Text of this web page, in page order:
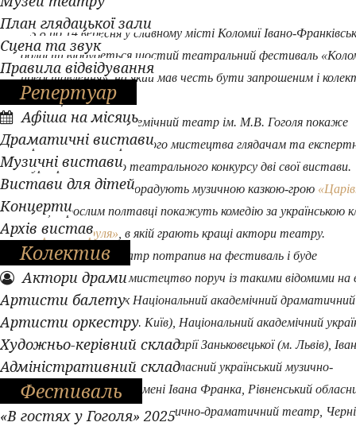
План глядацької зали
Сцена та звук
Правила відвідування
Репертуар
Афіша на місяць
Драматичні вистави
Музичні вистави
Вистави для дітей
Концерти
Архів вистав
Колектив
Актори драми
Артисти балету
Артисти оркестру
Художньо-керівний склад
Адміністративний склад
Фестиваль
«В гостях у Гоголя» 2025
З 8 по 14 вересня у славному місті Коломиї Івано-
області відбудеться шостий театральний фестиваль
представлення», на який мав честь бути запрошеним і
гоголівців.
Полтавський академічний театр ім. М.В. Гоголя покаже
спраглим до театрального мистецтва глядачам та
журі престижного театрального конкурсу дві свої вистави.
Маленьких глядачів порадують музичною казкою-грою
Ква», дорослим полтавці покажуть комедію за українською
«Мартин Боруля» , в якій грають кращі актори театру.
Полтавський театр потрапив на фестиваль і буде
представляти своє мистецтво поруч із такими відомими на
країну театрами як Національний академічний
імені Івана Франка (м. Київ), Національний академічний
драматичний театр імені Марії Заньковецької (м. Львів),
Франківський академічний обласний український музично-
драматичний театр імені Івана Франка, Рівненський
академічний український музично-драматичний театр,